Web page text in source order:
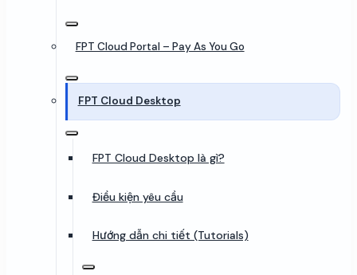
FPT Cloud Portal – Pay As You Go
FPT Cloud Desktop
FPT Cloud Desktop là gì?
Điều kiện yêu cầu
Hướng dẫn chi tiết (Tutorials)